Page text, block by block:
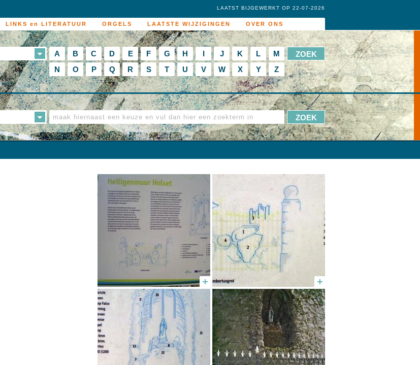
LINKS en LITERATUUR ORGELS LAATSTE WIJZIGINGEN OVER ONS
LAATST BIJGEWERKT OP 22-07-2026
A B C D E F G H I J K L
M
N
O P Q R S T U V W X Y Z